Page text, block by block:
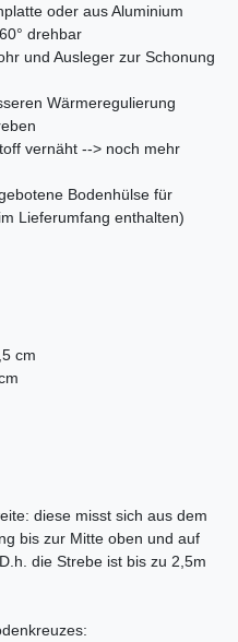
oder aus Aluminium
drehbar
und Ausleger zur Schonung
Wärmeregulierung
vernäht --> noch mehr
Bodenhülse für
Lieferumfang enthalten)
cm
diese misst sich aus dem
bis zur Mitte oben und auf
die Strebe ist bis zu 2,5m